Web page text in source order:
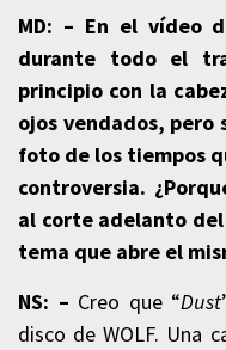
MD: – En el vídeo
durante todo el
principio con la
ojos vendados, pero
foto de los tiempos
controversia.
al corte adelanto
tema que abre el
NS: – Creo que “Dust
disco de WOLF. Una